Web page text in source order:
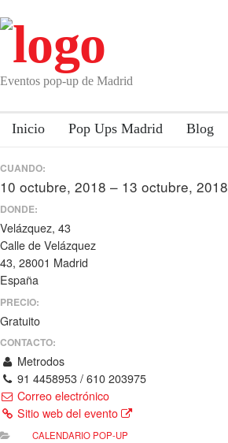
Eventos pop-up de Madrid
Inicio Pop Ups Madrid Blog
CUANDO:
10 octubre, 2018 – 13 octubre, 2018
DONDE:
Velázquez, 43
Calle de Velázquez
43, 28001 Madrid
España
PRECIO:
Gratuito
CONTACTO:
Metrodos
91 4458953 / 610 203975
Correo electrónico
Sitio web del evento
CALENDARIO POP-UP